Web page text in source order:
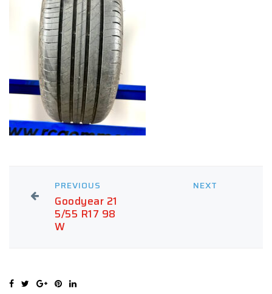
PREVIOUS
Goodyear 21
5/55 R17 98
W
NEXT